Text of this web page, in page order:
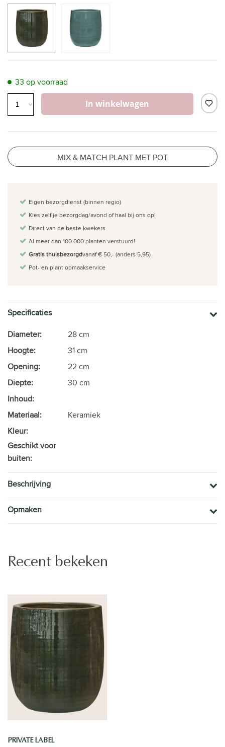
33 op voorraad
In winkelwagen
MIX & MATCH PLANT MET POT
Eigen bezorgdienst (binnen regio)
Kies zelf je bezorgdag/avond of haal bij ons op!
Direct van de beste kwekers
Al meer dan 100.000 planten verstuurd!
Gratis thuisbezorgdvanaf € 50,- (anders 5,95)
Pot- en plant opmaakservice
Specificaties
Diameter:
28 cm
Hoogte:
31 cm
Opening:
22 cm
Diepte:
30 cm
Inhoud:
Materiaal:
Keramiek
Kleur:
Geschikt voor
buiten:
Beschrijving
Opmaken
Recent bekeken
PRIVATE LABEL